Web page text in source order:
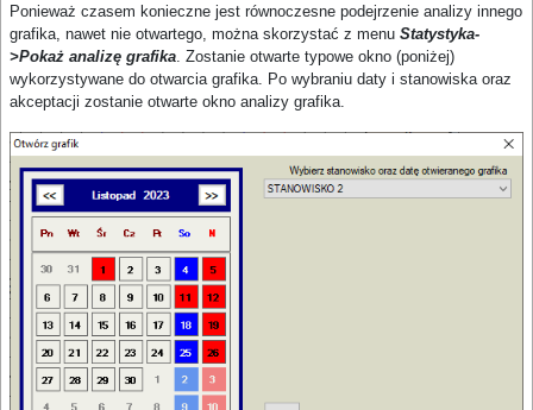
Ponieważ czasem konieczne jest równoczesne podejrzenie analizy innego
grafika, nawet nie otwartego, można skorzystać z menu Statystyka-
>Pokaż analizę grafika . Zostanie otwarte typowe okno (poniżej)
wykorzystywane do otwarcia grafika. Po wybraniu daty i stanowiska oraz
akceptacji zostanie otwarte okno analizy grafika.